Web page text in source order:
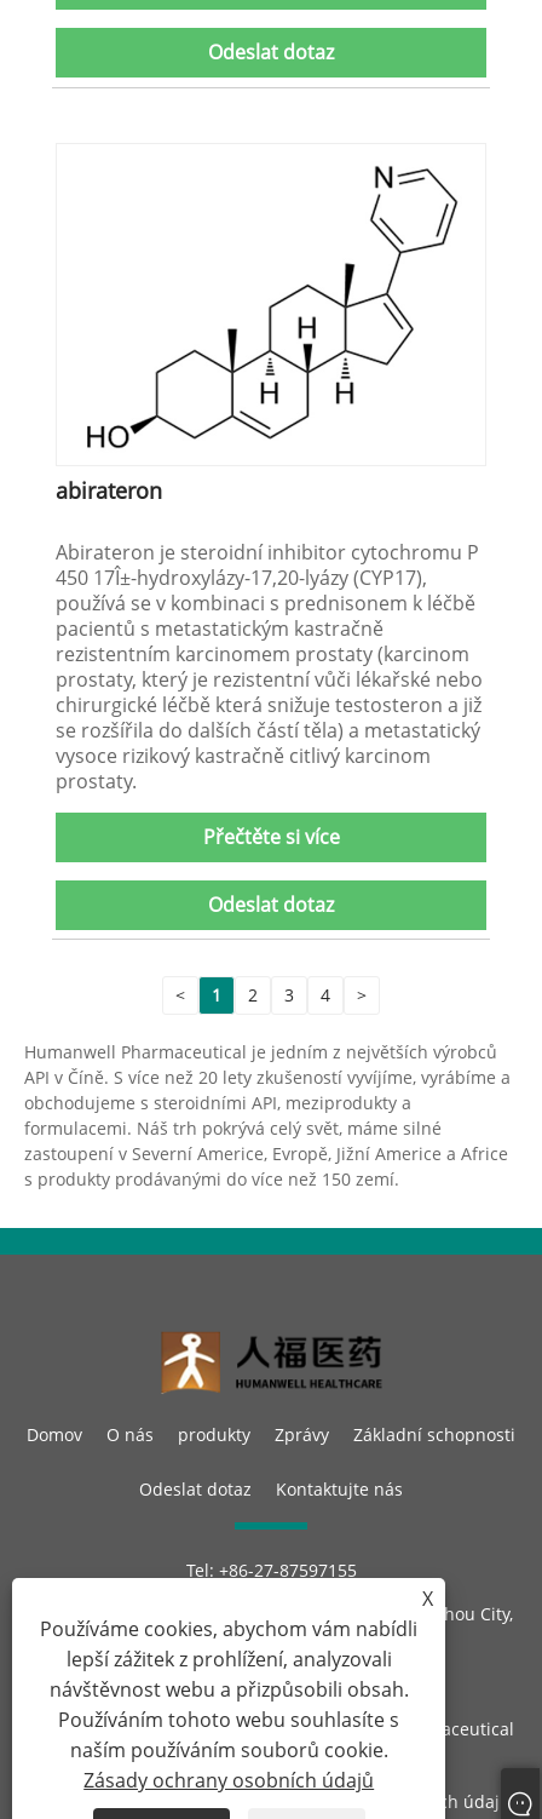
Odeslat dotaz
abirateron
Abirateron je steroidní inhibitor cytochromu P
450 17Î±-hydroxylázy-17,20-lyázy (CYP17),
používá se v kombinaci s prednisonem k léčbě
pacientů s metastatickým kastračně
rezistentním karcinomem prostaty (karcinom
prostaty, který je rezistentní vůči lékařské nebo
chirurgické léčbě která snižuje testosteron a již
se rozšířila do dalších částí těla) a metastatický
vysoce rizikový kastračně citlivý karcinom
prostaty.
Přečtěte si více
Odeslat dotaz
< 1 2 3 4 >
Humanwell Pharmaceutical je jedním z největších výrobců
API v Číně. S více než 20 lety zkušeností vyvíjíme, vyrábíme a
obchodujeme s steroidními API, meziprodukty a
formulacemi. Náš trh pokrývá celý svět, máme silné
zastoupení v Severní Americe, Evropě, Jižní Americe a Africe
s produkty prodávanými do více než 150 zemí.
Domov O nás produkty Zprávy Základní schopnosti
Odeslat dotaz Kontaktujte nás
Tel: +86-27-87597155
Gedian Economic Development District, E-zhou City,
Hubei, Čína.
Copyright © 2022 Hubei Gedian Humanwell Pharmaceutical
Co., Ltd. Všechna práva vyhrazena
Zásady ochrany osobních údajů
X
Používáme cookies, abychom vám nabídli
lepší zážitek z prohlížení, analyzovali
návštěvnost webu a přizpůsobili obsah.
Používáním tohoto webu souhlasíte s
naším používáním souborů cookie.
Zásady ochrany osobních údajů